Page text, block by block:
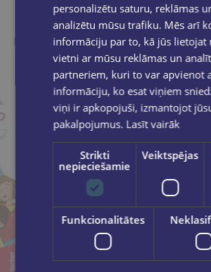
Līdzīgas preces
Ieskaties, varbūt noder
personalizētu saturu, reklāmas
analizētu mūsu trafiku. Mēs arī
informāciju par to, kā jūs lietojat
vietni ar mūsu reklāmas un
partneriem, kuri to var apvienot
informāciju, ko esat viņiem
viņi ir apkopojuši, izmantojot
pakalpojumus. Lasīt vairāk
Strikti
nepieciešamie
Veiktspējas
Funkcionalitātes